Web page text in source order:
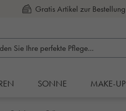
Kauf auf Rechnung
SONNE MAKE-UP